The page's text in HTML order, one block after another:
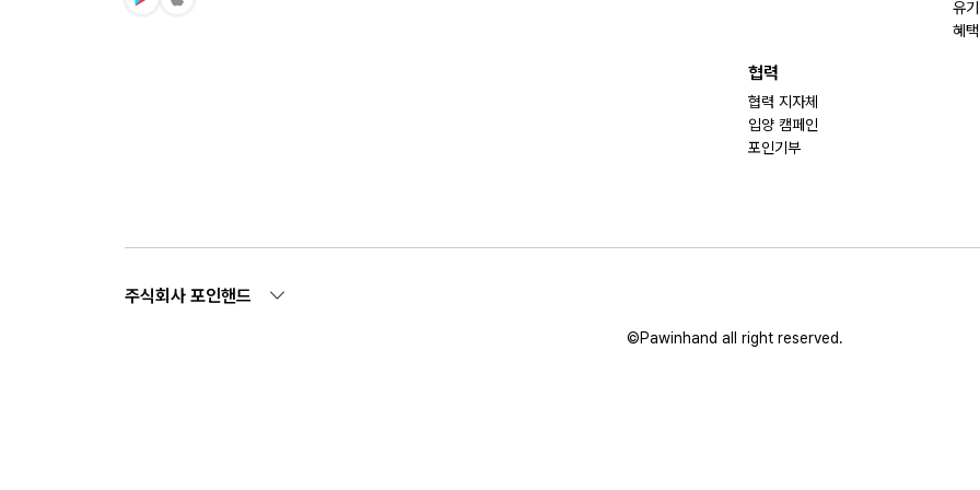
유
혜택
협력
협력 지자체
입양 캠페인
포인기부
주식회사 포인핸드
©Pawinhand all right reserved.